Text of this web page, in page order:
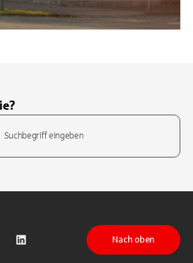
auf Instagram
auf TikTok
Sparkasse auf LinkedIn
Nach oben